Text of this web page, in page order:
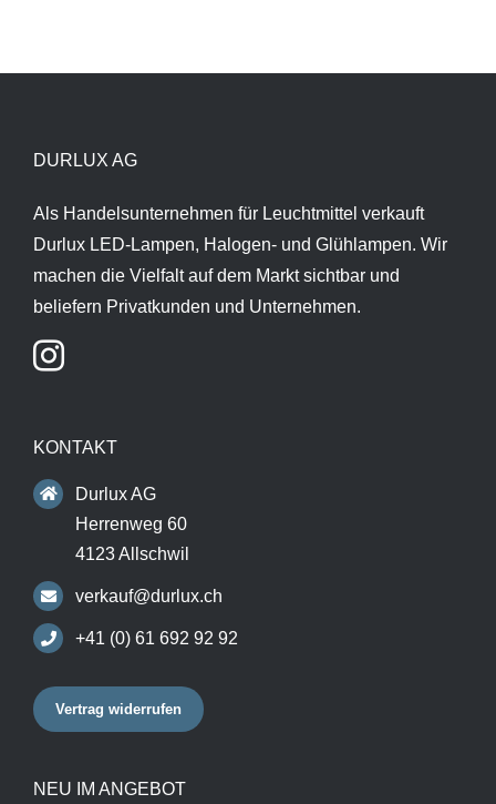
DURLUX AG
Als Handelsunternehmen für Leuchtmittel verkauft
Durlux LED-Lampen, Halogen- und Glühlampen. Wir
machen die Vielfalt auf dem Markt sichtbar und
beliefern Privatkunden und Unternehmen.
KONTAKT
Durlux AG
Herrenweg 60
4123 Allschwil
verkauf@durlux.ch
+41 (0) 61 692 92 92
Vertrag widerrufen
NEU IM ANGEBOT